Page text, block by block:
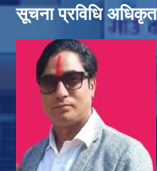
सूचना प्रविधि अधिकृत